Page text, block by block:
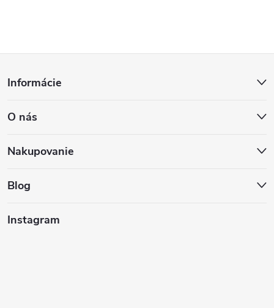
p
ä
Informácie
O nás
Nakupovanie
Blog
Instagram